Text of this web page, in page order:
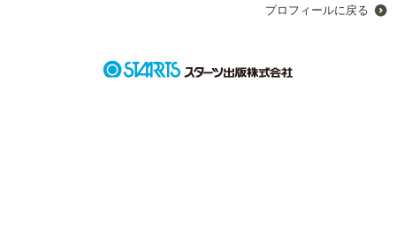
孤独を嘆く少女、雨宮結月
プロフィールに戻る